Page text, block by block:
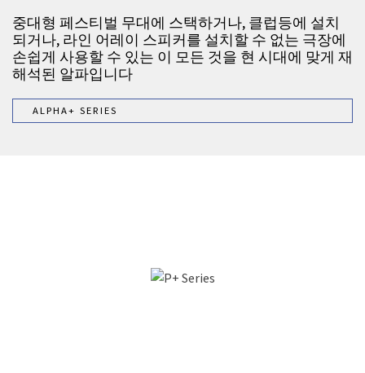
중대형 페스티벌 무대에 스택하거나, 클럽등에 설치
되거나, 라인 어레이 스피커를 설치할 수 없는 극장에
손쉽게 사용할 수 있는 이 모든 것을 현 시대에 맞게 재
해석된 알파입니다
ALPHA+ SERIES